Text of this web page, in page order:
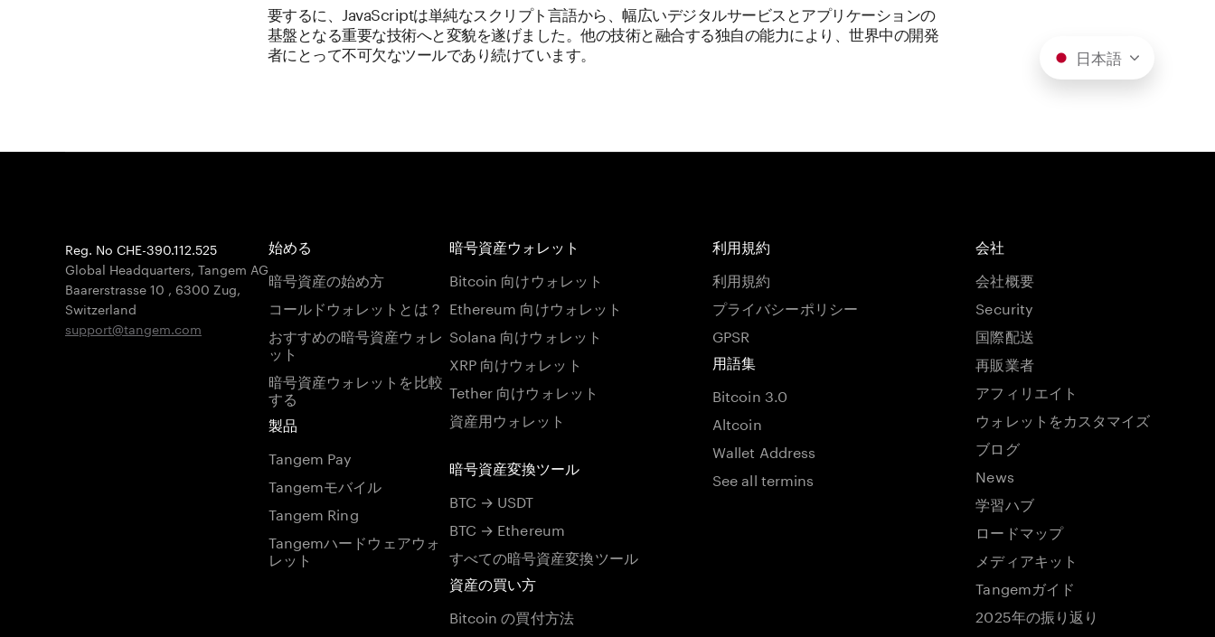
要するに、JavaScriptは単純なスクリプト言語から、幅広いデジタルサービスとアプリケーションの
基盤となる重要な技術へと変貌を遂げました。他の技術と融合する独自の能力により、世界中の開発
者にとって不可欠なツールであり続けています。
日本語
Reg. No CHE-390.112.525
Global Headquarters, Tangem AG
Baarerstrasse 10 , 6300 Zug,
Switzerland
support@tangem.com
始める
暗号資産の始め方
コールドウォレットとは？
おすすめの暗号資産ウォレ
ット
暗号資産ウォレットを比較
する
製品
Tangem Pay
Tangemモバイル
Tangem Ring
Tangemハードウェアウォ
レット
暗号資産ウォレット
Bitcoin 向けウォレット
Ethereum 向けウォレット
Solana 向けウォレット
XRP 向けウォレット
Tether 向けウォレット
資産用ウォレット
暗号資産変換ツール
BTC → USDT
BTC → Ethereum
すべての暗号資産変換ツール
資産の買い方
Bitcoin の買付方法
利用規約
利用規約
プライバシーポリシー
GPSR
用語集
Bitcoin 3.0
Altcoin
Wallet Address
See all termins
会社
会社概要
Security
国際配送
再販業者
アフィリエイト
ウォレットをカスタマイズ
ブログ
News
学習ハブ
ロードマップ
メディアキット
Tangemガイド
2025年の振り返り